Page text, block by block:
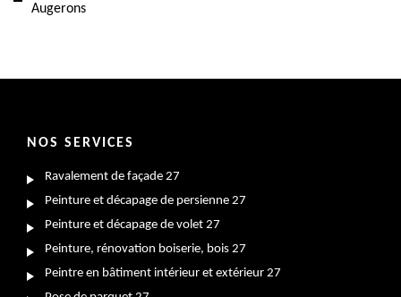
Augerons
NOS SERVICES
Ravalement de façade 27
Peinture et décapage de persienne 27
Peinture et décapage de volet 27
Peinture, rénovation boiserie, bois 27
Peintre en bâtiment intérieur et extérieur 27